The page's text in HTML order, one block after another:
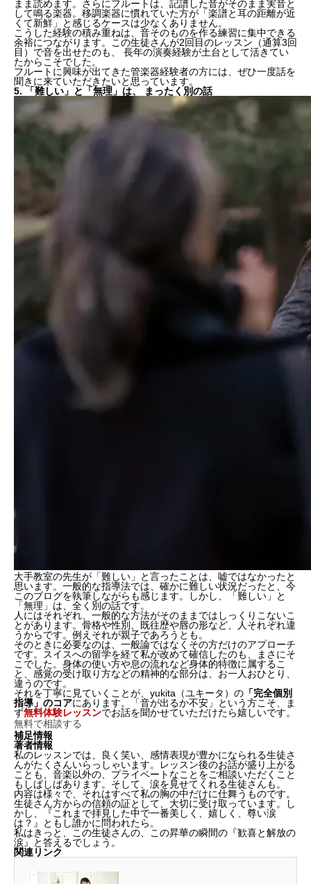
まま読めます。さらにフルートは、記譜した音がそのまま実音と
して鳴る楽器。移調楽器に慣れていた方が「楽譜と耳の距離が近
くて新鮮 」と感じるケースは少なくありません。
こうした経験の積み重ねは、音そのものを作る練習に集中できる
余裕につながります。この生徒さんが2回目のレッスン（通算3回
目）で音を出せたのも、 長年の演奏経験が土台として活きてい
たからこそでした。
フルートに興味が出てきた管楽器経験者の方には、ぜひ一度話を
聞きに来ていただきたいと思っています。
5. 「難しい」と「無理」は、 まったく別の話
大手教室の先生が「難しい」と言ったことは、嘘ではなかったと
思います。一般的な指導法では、確かに難しい状況だったと、今
このブログを執筆しながらも感じます。しかし、「難しい」と
「無理」は、 全く別の話です。
人にはそれぞれ、一般的な方法がそのままではしっくりこないこ
とがあります。骨格や性別、既往歴や唇の形など、人それぞれ違
うからです。例えそれが親子であろうとも。
そのときに必要なのは、一般論ではなく その方だけのアプローチ
です。スイスへの留学を経て私が改めて確信したのも、まさにそ
こでした。身体の使い方や息の流れなど身体的特徴に属するこ
と、感覚の受け取り方などの精神的な部分は、お一人おひとり、
違うのです。
それを丁寧に見ていくことが、yukita（ユキータ）の 「完全個別
指導 」のコアにあります。「音が出るか不安」という方こそ、ま
ず無料体験レッスンでお話を聞かせていただけたら嬉しいです。
無料で相談する
補足情報
著者情報
私のレッスンでは、良く笑い、感情表現が豊かになられる生徒さ
んがたくさんいらっしゃいます。レッスン後のお話が盛り上がる
ことも、音楽以外の、プライベートなことをご相談いただくこと
もしばしばあります。そして、涙を見せてくれる生徒さんも。
内容は様々で、それはすべて私の胸の中だけに仕舞うものです。
生徒さん方からの信頼の証として、大切に受け取っています。し
かし、『これまで拝見した中で一番美しく、嬉しく、尊い涙
は？』ともし誰かに問われたら。
私はきっと、この生徒さんの、この昇華の瞬間の『歓喜と解放の
涙』と答えるでしょう。
関連リンク